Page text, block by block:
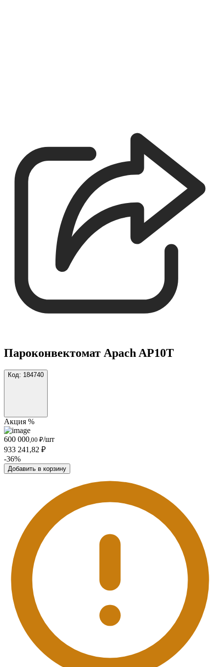
Пароконвектомат Apach AP10T
Код: 184740
Акция %
600 000 ,00 ₽/шт
933 241,82 ₽
-36%
Добавить в корзину